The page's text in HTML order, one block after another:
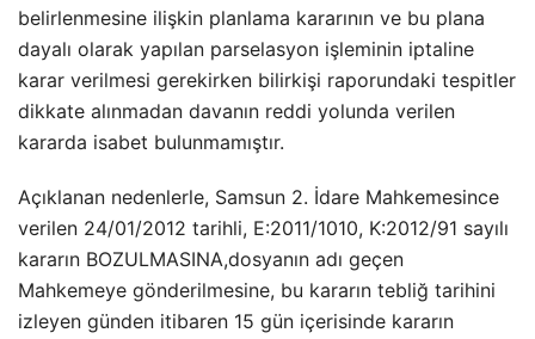
belirlenmesine ilişkin planlama kararının ve bu plana
dayalı olarak yapılan parselasyon işleminin iptaline
karar verilmesi gerekirken bilirkişi raporundaki tespitler
dikkate alınmadan davanın reddi yolunda verilen
kararda isabet bulunmamıştır.
Açıklanan nedenlerle, Samsun 2. İdare Mahkemesince
verilen 24/01/2012 tarihli, E:2011/1010, K:2012/91 sayılı
kararın BOZULMASINA,dosyanın adı geçen
Mahkemeye gönderilmesine, bu kararın tebliğ tarihini
izleyen günden itibaren 15 gün içerisinde kararın